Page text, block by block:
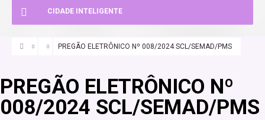
CIDADE INTELIGENTE
PREGÃO ELETRÔNICO Nº 008/2024 SCL/SEMAD/PMS
PREGÃO ELETRÔNICO Nº
008/2024 SCL/SEMAD/PMS